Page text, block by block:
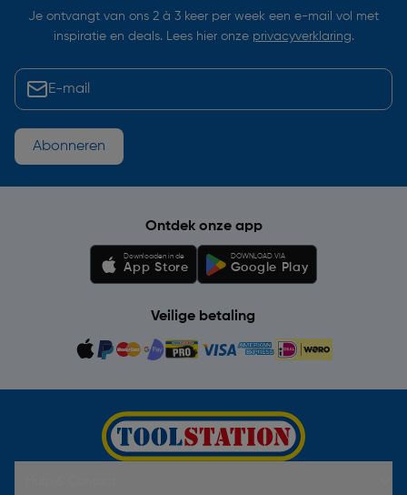
Je ontvangt van ons 2 à 3 keer per week een e-mail vol met
inspiratie en deals. Lees hier onze privacyverklaring.
Abonneren
Ontdek onze app
Downloaden in de
App Store
DOWNLOAD VIA
Google Play
Veilige betaling